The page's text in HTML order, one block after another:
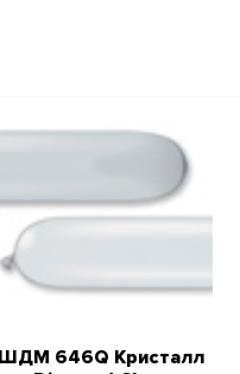
ШДМ 646Q Кристалл